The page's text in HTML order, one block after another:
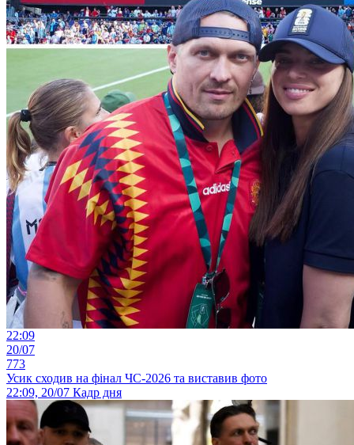
22:09
20/07
773
Усик сходив на фінал ЧС-2026 та виставив фото
22:09, 20/07 Кадр дня